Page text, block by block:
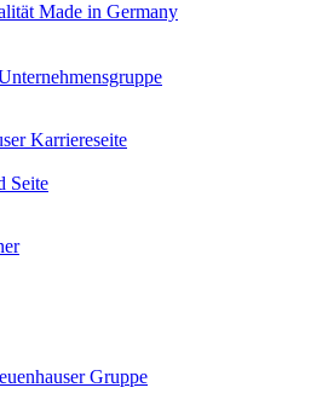
Made in Germany
Karriereseite
Seite
Gruppe